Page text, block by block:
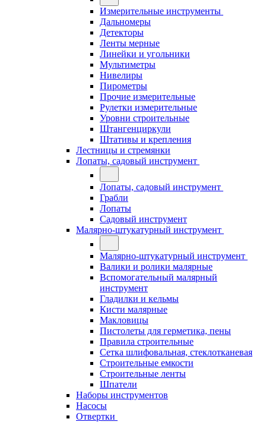
Измерительные инструменты
Дальномеры
Детекторы
Ленты мерные
Линейки и угольники
Мультиметры
Нивелиры
Пирометры
Прочие измерительные
Рулетки измерительные
Уровни строительные
Штангенциркули
Штативы и крепления
Лестницы и стремянки
Лопаты, садовый инструмент
Лопаты, садовый инструмент
Грабли
Лопаты
Садовый инструмент
Малярно-штукатурный инструмент
Малярно-штукатурный инструмент
Валики и ролики малярные
Вспомогательный малярный
инструмент
Гладилки и кельмы
Кисти малярные
Макловицы
Пистолеты для герметика, пены
Правила строительные
Сетка шлифовальная, стеклотканевая
Строительные емкости
Строительные ленты
Шпатели
Наборы инструментов
Насосы
Отвертки